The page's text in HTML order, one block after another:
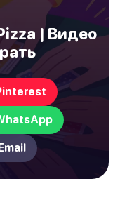
| Видео